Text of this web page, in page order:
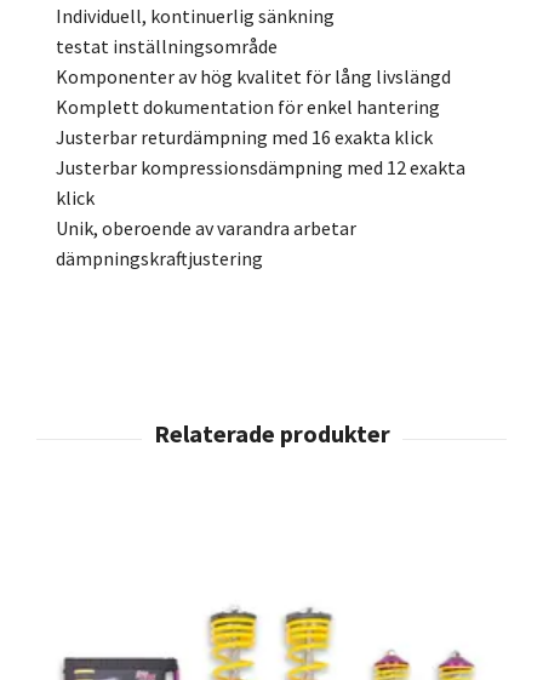
Individuell, kontinuerlig sänkning
testat inställningsområde
Komponenter av hög kvalitet för lång livslängd
Komplett dokumentation för enkel hantering
Justerbar returdämpning med 16 exakta klick
Justerbar kompressionsdämpning med 12 exakta
klick
Unik, oberoende av varandra arbetar
dämpningskraftjustering